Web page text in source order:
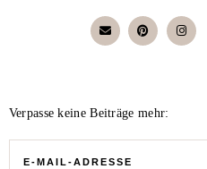
Verpasse keine Beiträge mehr: